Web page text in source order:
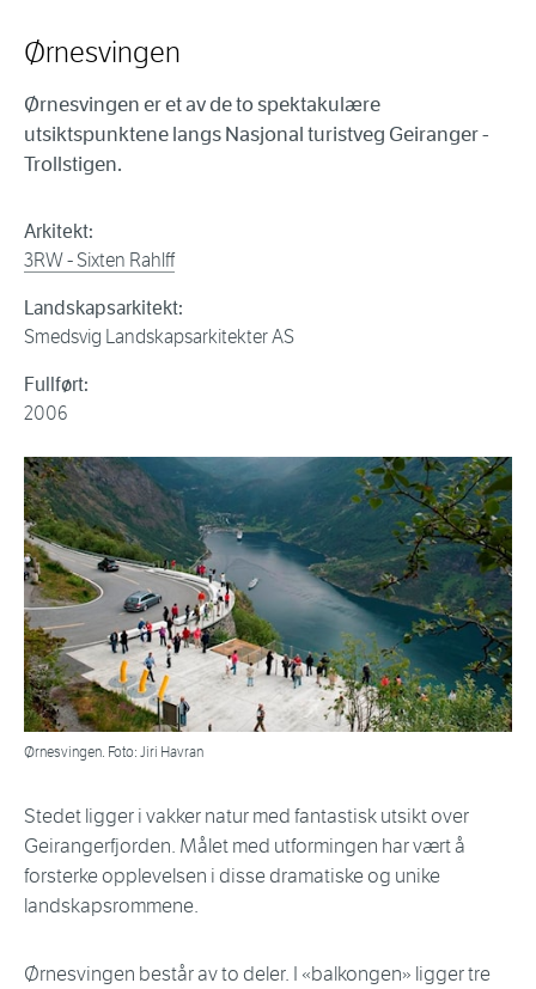
Ørnesvingen
Ørnesvingen er et av de to spektakulære
utsiktspunktene langs Nasjonal turistveg Geiranger -
Trollstigen.
Arkitekt:
3RW - Sixten Rahlff
Landskapsarkitekt:
Smedsvig Landskapsarkitekter AS
Fullført:
2006
Ørnesvingen. Foto: Jiri Havran
Stedet ligger i vakker natur med fantastisk utsikt over
Geirangerfjorden. Målet med utformingen har vært å
forsterke opplevelsen i disse dramatiske og unike
landskapsrommene.
Ørnesvingen består av to deler. I «balkongen» ligger tre